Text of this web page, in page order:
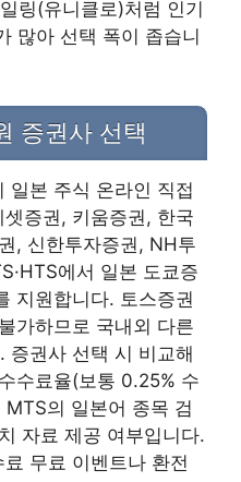
링(유니클로)처럼 인기
많아 선택 폭이 좁습니
증권사 선택
일본 주식 온라인 직접
증권, 키움증권, 한국
, 신한투자증권, NH투
에서 일본 도쿄증
지원합니다. 토스증권
가하므로 국내외 다른
증권사 선택 시 비교해
수료율(보통 0.25% 수
의 일본어 종목 검
자료 제공 여부입니다.
무료 이벤트나 환전